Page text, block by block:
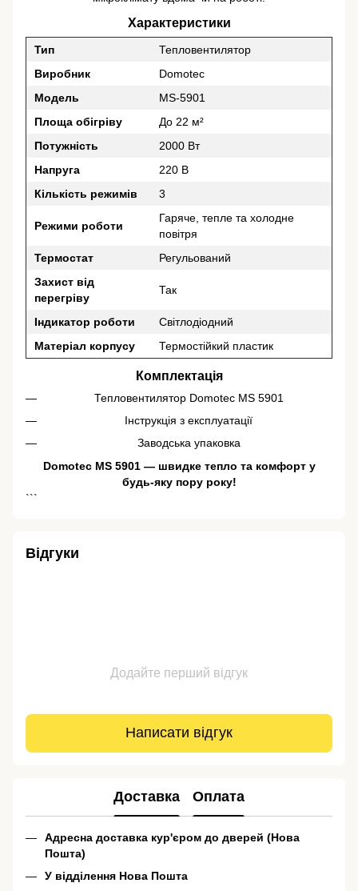
Характеристики
Тип
Тепловентилятор
Виробник
Domotec
Модель
MS-5901
Площа обігріву
До 22 м²
Потужність
2000 Вт
Напруга
220 В
Кількість режимів
3
Режими роботи
Гаряче, тепле та холодне
повітря
Термостат
Регульований
Захист від
перегріву
Так
Індикатор роботи
Світлодіодний
Матеріал корпусу
Термостійкий пластик
Комплектація
Тепловентилятор Domotec MS 5901
Інструкція з експлуатації
Заводська упаковка
Domotec MS 5901 — швидке тепло та комфорт у
будь-яку пору року!
```
Відгуки
Додайте перший відгук
Написати відгук
Доставка Оплата
Адресна доставка кур'єром до дверей (Нова
Пошта)
У відділення Нова Пошта